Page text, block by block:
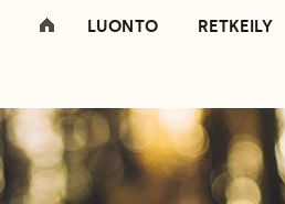
LUONTO RETKEILY